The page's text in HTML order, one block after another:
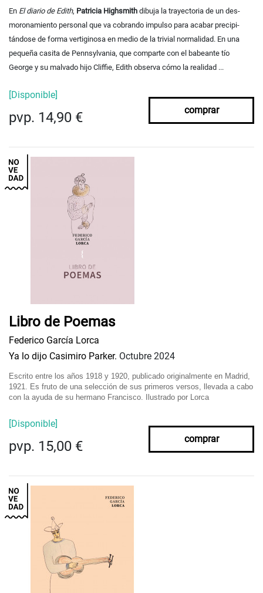
En El diario de Edith, Patricia Highsmith dibuja la trayectoria de un des­
moronamiento personal que va cobrando impulso para acabar precipi­
tándose de forma vertiginosa en medio de la trivial normalidad. En una
pequeña casita de Pennsylvania, que comparte con el babeante tío
George y su malvado hijo Cliffie, Edith observa cómo la realidad ...
[Disponible]
pvp. 14,90 € comprar
Libro de Poemas
Federico García Lorca
Ya lo dijo Casimiro Parker. Octubre 2024
Escrito entre los años 1918 y 1920, publicado originalmente en Madrid,
1921. Es fruto de una selección de sus primeros versos, llevada a cabo
con la ayuda de su hermano Francisco.
Ilustrado por Lorca
[Disponible]
pvp. 15,00 € comprar